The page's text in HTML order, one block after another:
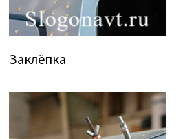
Заклёпка